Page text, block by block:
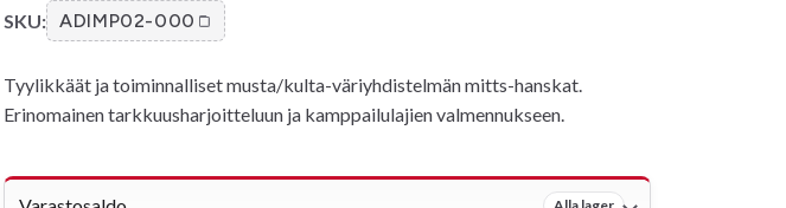
SKU: ADIMP02-000
Tyylikkäät ja toiminnalliset musta/kulta-väriyhdistelmän mitts-hanskat.
Erinomainen tarkkuusharjoitteluun ja kamppailulajien valmennukseen.